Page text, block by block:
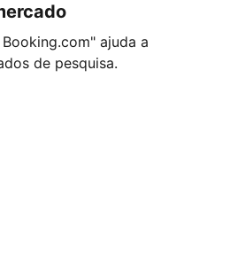
ajuda a
de pesquisa.